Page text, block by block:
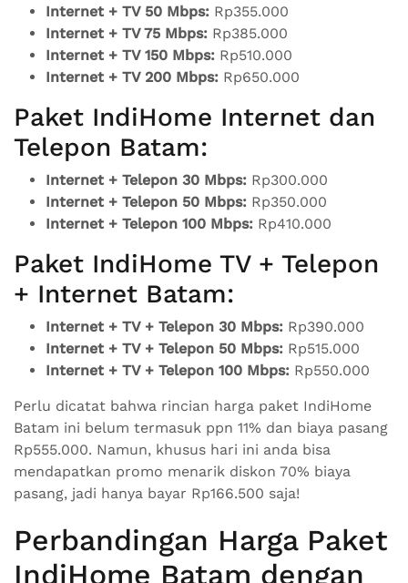
Internet + TV 50 Mbps: Rp355.000
Internet + TV 75 Mbps: Rp385.000
Internet + TV 150 Mbps: Rp510.000
Internet + TV 200 Mbps: Rp650.000
Paket IndiHome Internet dan
Telepon Batam:
Internet + Telepon 30 Mbps: Rp300.000
Internet + Telepon 50 Mbps: Rp350.000
Internet + Telepon 100 Mbps: Rp410.000
Paket IndiHome TV + Telepon
+ Internet Batam:
Internet + TV + Telepon 30 Mbps: Rp390.000
Internet + TV + Telepon 50 Mbps: Rp515.000
Internet + TV + Telepon 100 Mbps: Rp550.000
Perlu dicatat bahwa rincian harga paket IndiHome
Batam ini belum termasuk ppn 11% dan biaya pasang
Rp555.000. Namun, khusus hari ini anda bisa
mendapatkan promo menarik diskon 70% biaya
pasang, jadi hanya bayar Rp166.500 saja!
Perbandingan Harga Paket
IndiHome Batam dengan